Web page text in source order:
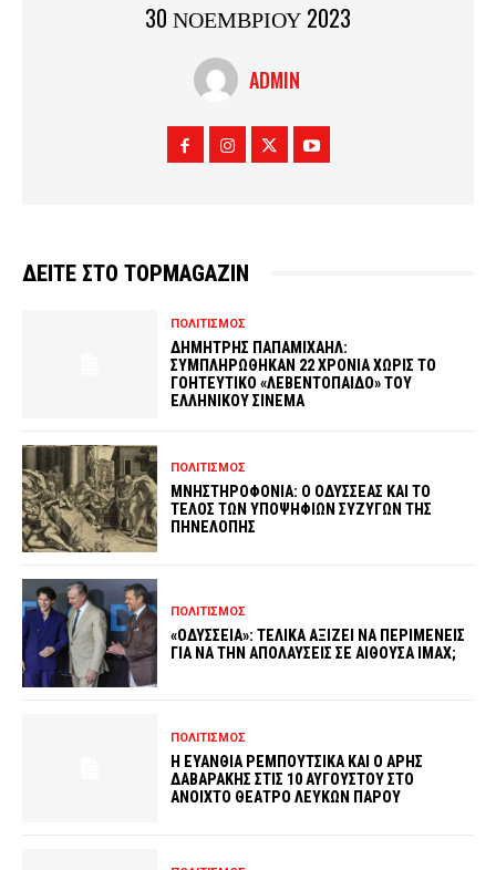
30 ΝΟΕΜΒΡΙΟΥ 2023
ADMIN
ΔΕΙΤΕ ΣΤΟ TOPMAGAZIN
ΠΟΛΙΤΙΣΜΟΣ
ΔΗΜΗΤΡΗΣ ΠΑΠΑΜΙΧΑΗΛ:
ΣΥΜΠΛΗΡΩΘΗΚΑΝ 22 ΧΡΟΝΙΑ ΧΩΡΙΣ ΤΟ
ΓΟΗΤΕΥΤΙΚΟ «ΛΕΒΕΝΤΟΠΑΙΔΟ» ΤΟΥ
ΕΛΛΗΝΙΚΟΥ ΣΙΝΕΜΑ
ΠΟΛΙΤΙΣΜΟΣ
ΜΝΗΣΤΗΡΟΦΟΝΙΑ: Ο ΟΔΥΣΣΕΑΣ ΚΑΙ ΤΟ
ΤΕΛΟΣ ΤΩΝ ΥΠΟΨΗΦΙΩΝ ΣΥΖΥΓΩΝ ΤΗΣ
ΠΗΝΕΛΟΠΗΣ
ΠΟΛΙΤΙΣΜΟΣ
«ΟΔΥΣΣΕΙΑ»: ΤΕΛΙΚΑ ΑΞΙΖΕΙ ΝΑ ΠΕΡΙΜΕΝΕΙΣ
ΓΙΑ ΝΑ ΤΗΝ ΑΠΟΛΑΥΣΕΙΣ ΣΕ ΑΙΘΟΥΣΑ IMAX;
ΠΟΛΙΤΙΣΜΟΣ
Η ΕΥΑΝΘΙΑ ΡΕΜΠΟΥΤΣΙΚΑ ΚΑΙ Ο ΑΡΗΣ
ΔΑΒΑΡΑΚΗΣ ΣΤΙΣ 10 ΑΥΓΟΥΣΤΟΥ ΣΤΟ
ΑΝΟΙΧΤΟ ΘΕΑΤΡΟ ΛΕΥΚΩΝ ΠΑΡΟΥ